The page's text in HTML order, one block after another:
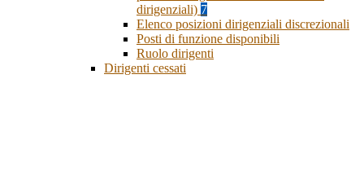
dirigenziali) 7
Elenco posizioni dirigenziali discrezionali
Posti di funzione disponibili
Ruolo dirigenti
Dirigenti cessati